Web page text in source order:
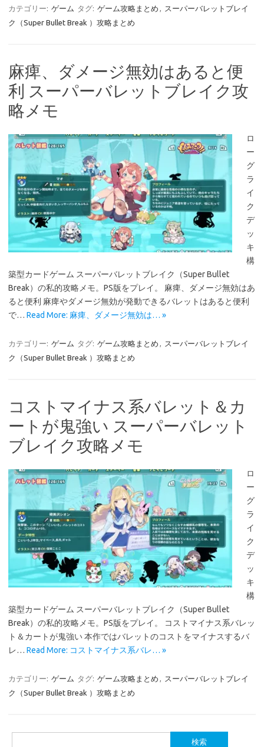
カテゴリー: ゲーム タグ: ゲーム攻略まとめ , スーパーバレットブレイ
ク（Super Bullet Break ）攻略まとめ
麻痺、ダメージ無効はあると便
利 スーパーバレットブレイク攻
略メモ
ロ
ー
グ
ラ
イ
ク
デ
ッ
キ
構
築型カードゲーム スーパーバレットブレイク（Super Bullet
Break）の私的攻略メモ。PS版をプレイ。 麻痺、ダメージ無効はあ
ると便利 麻痺やダメージ無効が発動できるバレットはあると便利
で… Read More: 麻痺、ダメージ無効は… »
カテゴリー: ゲーム タグ: ゲーム攻略まとめ , スーパーバレットブレイ
ク（Super Bullet Break ）攻略まとめ
コストマイナス系バレット＆カ
ートが鬼強い スーパーバレット
ブレイク攻略メモ
ロ
ー
グ
ラ
イ
ク
デ
ッ
キ
構
築型カードゲーム スーパーバレットブレイク（Super Bullet
Break）の私的攻略メモ。PS版をプレイ。 コストマイナス系バレッ
ト＆カートが鬼強い 本作ではバレットのコストをマイナスするバ
レ… Read More: コストマイナス系バレ… »
カテゴリー: ゲーム タグ: ゲーム攻略まとめ , スーパーバレットブレイ
ク（Super Bullet Break ）攻略まとめ